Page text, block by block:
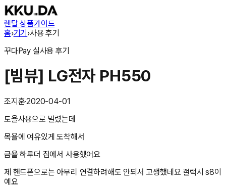
렌탈 상품가이드
홈›기기›사용 후기
꾸다Pay 실사용 후기
[빔뷰] LG전자 PH550
조지훈·2020-04-01
토욜사용으로 빌렸는데
목욜에 여유있게 도착해서
금욜 하루더 집에서 사용했어요
제 핸드폰으로는 아무리 연결하려해도 안되서 고생했네요 갤럭시 s8이
예요